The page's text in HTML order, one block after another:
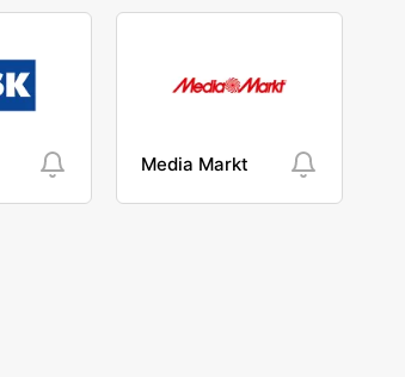
Media Markt